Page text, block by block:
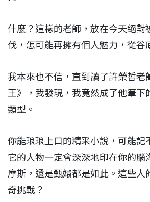
什麼？這樣的老師，放在今天絕對
伐，怎可能再擁有個人魅力，從谷
我本來也不信，直到讀了許榮哲老
王》，我發現，我竟然成了他筆下
類型。
你能琅琅上口的精采小說，可能記
它的人物一定會深深地印在你的腦
摩斯，還是甄嬛都是如此。這些人
奇挑戰？